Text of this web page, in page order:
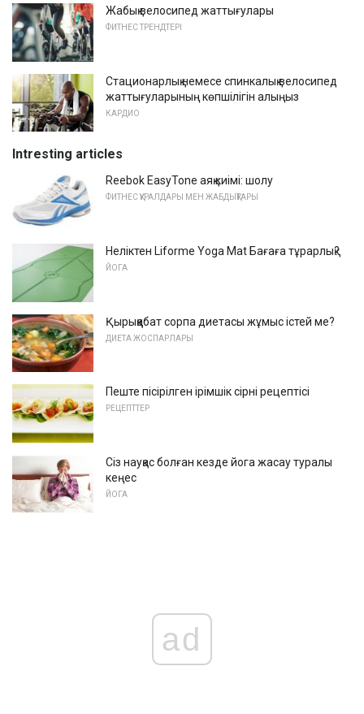
Жабық велосипед жаттығулары
ФИТНЕС ТРЕНДТЕРІ
Стационарлық немесе спинкалық велосипед
жаттығуларының көпшілігін алыңыз
КАРДИО
Intresting articles
Reebok EasyTone аяқ киімі: шолу
ФИТНЕС ҚҰРАЛДАРЫ МЕН ЖАБДЫҚТАРЫ
Неліктен Liforme Yoga Mat Бағаға тұрарлық?
ЙОГА
Қырыққабат сорпа диетасы жұмыс істей ме?
ДИЕТА ЖОСПАРЛАРЫ
Пеште пісірілген ірімшік сірні рецептісі
РЕЦЕПТТЕР
Сіз науқас болған кезде йога жасау туралы
кеңес
ЙОГА
ad